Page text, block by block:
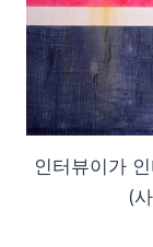
인터뷰이가
(